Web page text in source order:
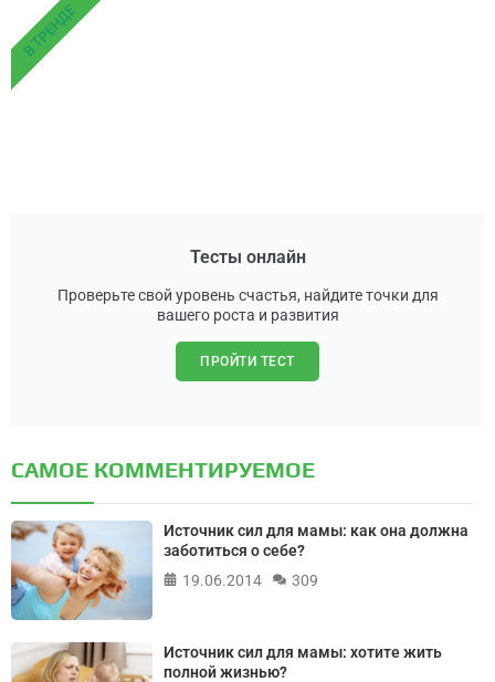
Тесты онлайн
Проверьте свой уровень счастья, найдите точки для
вашего роста и развития
ПРОЙТИ ТЕСТ
В ТРЕНДЕ
САМОЕ КОММЕНТИРУЕМОЕ
Источник сил для мамы: как она должна
заботиться о себе?
19.06.2014
309
Источник сил для мамы: хотите жить
полной жизнью?